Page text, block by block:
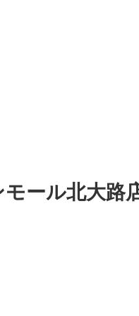
ール北大路